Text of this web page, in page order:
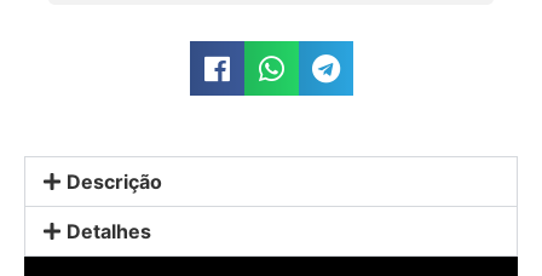
Descrição
Detalhes